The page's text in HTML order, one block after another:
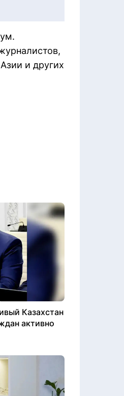
и других
Казахстан
активно